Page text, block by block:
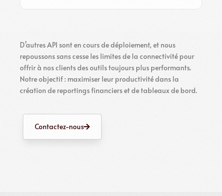
D’autres API sont en cours de déploiement, et nous
repoussons sans cesse les limites de la connectivité pour
offrir à nos clients des outils toujours plus performants.
Notre objectif : maximiser leur productivité dans la
création de reportings financiers et de tableaux de bord.
Contactez-nous